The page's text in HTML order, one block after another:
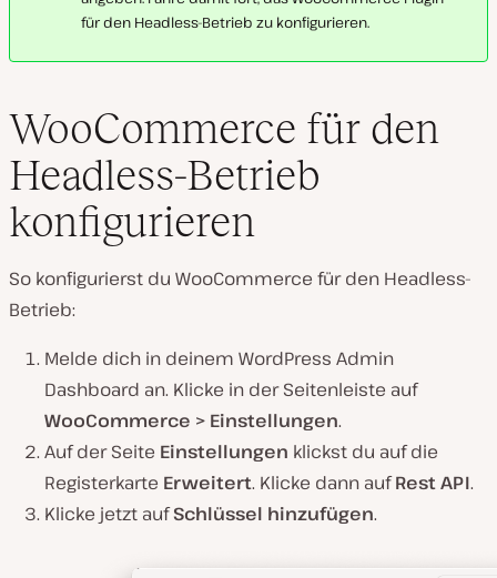
für den Headless-Betrieb zu konfigurieren.
WooCommerce für den
Headless-Betrieb
konfigurieren
So konfigurierst du WooCommerce für den Headless-
Betrieb:
Melde dich in deinem WordPress Admin
Dashboard an. Klicke in der Seitenleiste auf
WooCommerce > Einstellungen.
Auf der Seite Einstellungen klickst du auf die
Registerkarte Erweitert. Klicke dann aufRest API.
Klicke jetzt aufSchlüssel hinzufügen.